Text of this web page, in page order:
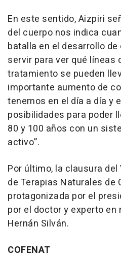
En este sentido, Aizpiri
del cuerpo nos indica
batalla en el desarrollo
servir para ver qué líneas
tratamiento se pueden
importante aumento de
tenemos en el día a día y
posibilidades para poder
80 y 100 años con un
activo”.
Por último, la clausura
de Terapias Naturales de
protagonizada por el
por el doctor y experto
Hernán Silván.
COFENAT